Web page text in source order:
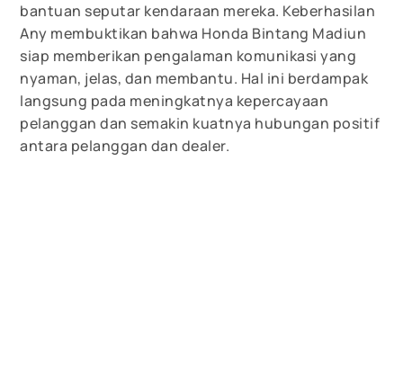
bantuan seputar kendaraan mereka. Keberhasilan
Any membuktikan bahwa Honda Bintang Madiun
siap memberikan pengalaman komunikasi yang
nyaman, jelas, dan membantu. Hal ini berdampak
langsung pada meningkatnya kepercayaan
pelanggan dan semakin kuatnya hubungan positif
antara pelanggan dan dealer.